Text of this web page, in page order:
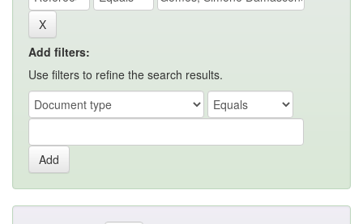
Add filters:
Use filters to refine the search results.